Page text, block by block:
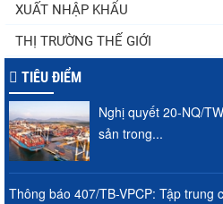
Thuế Mục
tôm Việt tại thị...
Nguồn cung
Quốc tiếp tục
XUẤT NHẬP KHẨU
THỊ TRƯỜNG THẾ GIỚI
TIÊU ĐIỂM
Nghị quyết 20-NQ/
sản trong...
Thông báo 407/TB-VPCP: Tập trung